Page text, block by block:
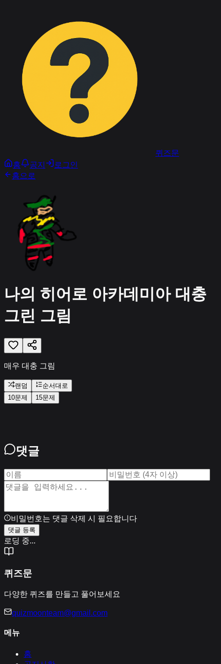
퀴즈문
홈
공지
로그인
홈으로
나의 히어로 아카데미아 대충
그린 그림
매우 대충 그림
랜덤
순서대로
10문제
15문제
댓글
비밀번호는 댓글 삭제 시 필요합니다
댓글 등록
로딩 중...
퀴즈문
다양한 퀴즈를 만들고 풀어보세요
quizmoonteam@gmail.com
메뉴
홈